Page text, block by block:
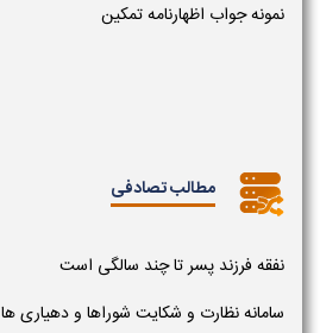
نمونه جواب اظهارنامه تمکین
مطالب تصادفی
نفقه فرزند پسر تا چند سالگی است
سامانه نظارت و شکایت شوراها و دهیاری ها